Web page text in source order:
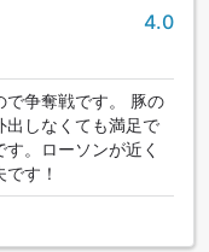
4.0
で争奪戦です。 豚の
出しなくても満足で
。ローソンが近く
す！